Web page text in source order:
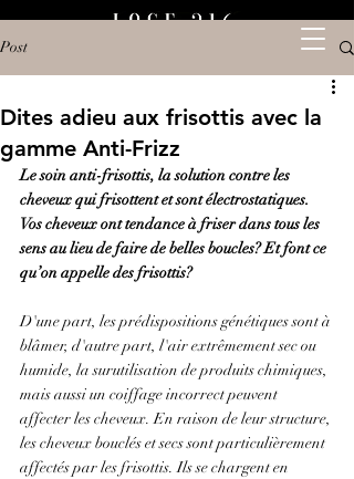
Post
Dites adieu aux frisottis avec la
gamme Anti-Frizz
Le soin anti-frisottis, la solution contre les
cheveux qui frisottent et sont électrostatiques.
Vos cheveux ont tendance à friser dans tous les
sens au lieu de faire de belles boucles? Et font ce
qu’on appelle des frisottis?
D'une part, les prédispositions génétiques sont à
blâmer, d'autre part, l'air extrêmement sec ou
humide, la surutilisation de produits chimiques,
mais aussi un coiffage incorrect peuvent
affecter les cheveux. En raison de leur structure,
les cheveux bouclés et secs sont particulièrement
affectés par les frisottis. Ils se chargent en